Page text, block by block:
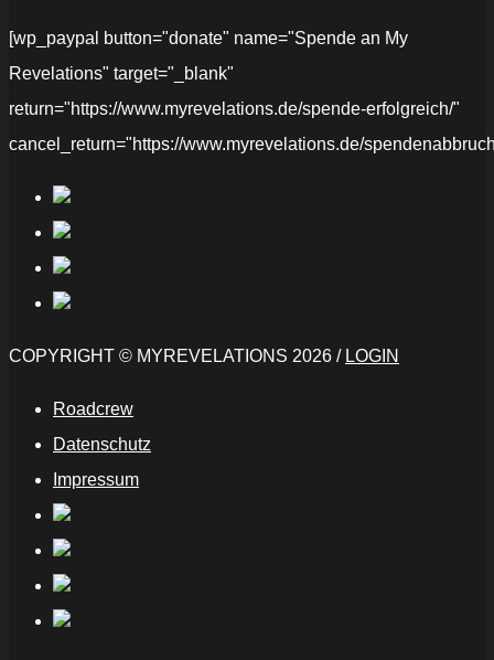
[wp_paypal button="donate" name="Spende an My
Revelations" target="_blank"
return="https://www.myrevelations.de/spende-erfolgreich/"
cancel_return="https://www.myrevelations.de/
COPYRIGHT © MYREVELATIONS 2026 / LOGIN
Roadcrew
Datenschutz
Impressum